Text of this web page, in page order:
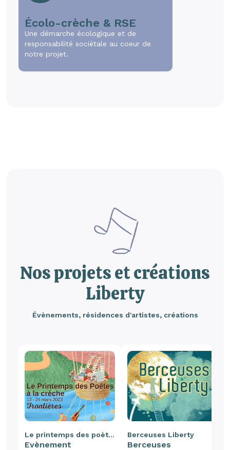
Écolo-crèche & RSE
Une démarche écologique et de
responsabilité sociétale au coeur de
notre projet.
Nos projets et créations
Liberty
Évènements, résidences d'artistes, créations
Le printemps des poètes
Evènement
Berceuses Liberty
Berceuses